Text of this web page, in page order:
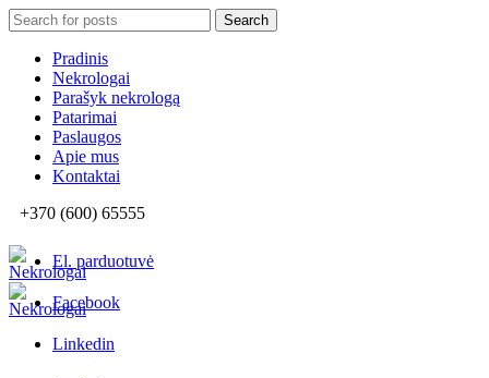
Search
for:
Search
Pradinis
Nekrologai
Parašyk nekrologą
Patarimai
Paslaugos
Apie mus
Kontaktai
+370 (600) 65555
El. parduotuvė
Facebook
Linkedin